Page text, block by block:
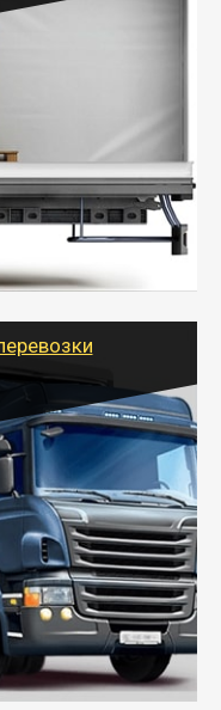
Еврофура от 5 до
догруз
от 200 кг в
Попутные
юрлиц обходятся
по нужному
при перевозке.
Еврофура от 5 до
с
работающим
кузова и мед.
перевезти
город России с